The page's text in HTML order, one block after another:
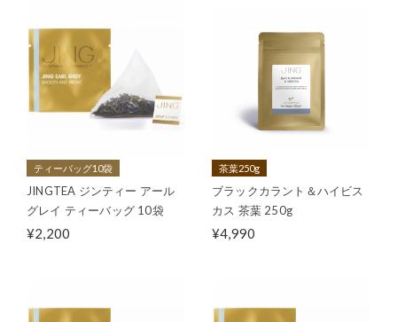
ティーバッグ10袋
JINGTEA ジンティー アール
グレイ ティーバッグ 10袋
¥2,200
茶葉250g
ブラックカラント＆ハイビス
カス 茶葉 250g
¥4,990